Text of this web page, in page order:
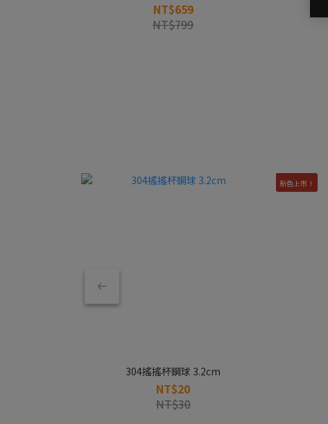
NT$659
NT$799
304搖搖杯鋼球 3.2cm
NT$20
NT$30
新色上市！